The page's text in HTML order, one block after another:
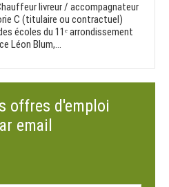
livreur / accompagnateur
C (titulaire ou contractuel)
écoles du 11ᵉ arrondissement
Léon Blum,...
offres d'emploi
email